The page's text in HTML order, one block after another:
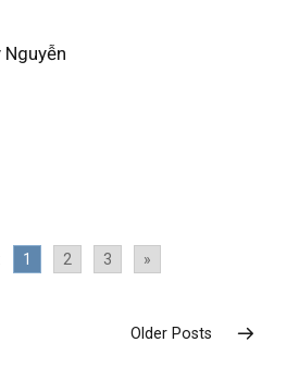
Nguyễn
1 2 3 »
Older Posts